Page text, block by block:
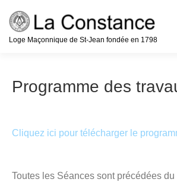
au
contenu
Loge Maçonnique de St-Jean fondée en 1798
Programme des
Cliquez ici pour télécharger le
Toutes les Séances sont précédées